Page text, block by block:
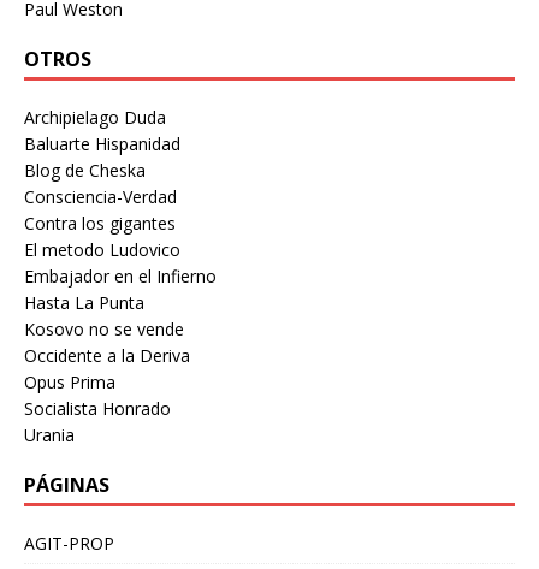
Paul Weston
OTROS
Archipielago Duda
Baluarte Hispanidad
Blog de Cheska
Consciencia-Verdad
Contra los gigantes
El metodo Ludovico
Embajador en el Infierno
Hasta La Punta
Kosovo no se vende
Occidente a la Deriva
Opus Prima
Socialista Honrado
Urania
PÁGINAS
AGIT-PROP